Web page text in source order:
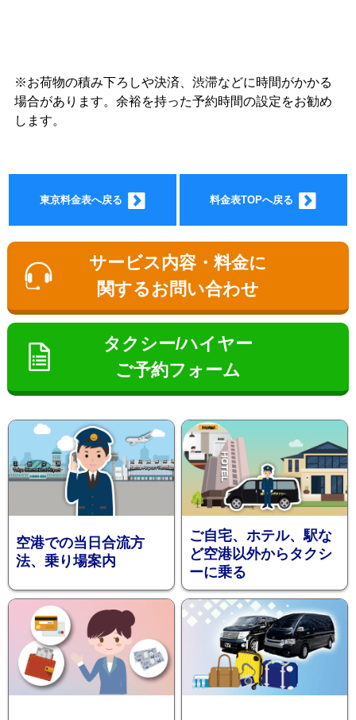
ョン料
金
インフ
ォメー
※お荷物の積み下ろしや決済、渋滞などに時間がかかる
場合があります。余裕を持った予約時間の設定をお勧め
します。
東京料金表へ戻る 料金表TOPへ戻る
サービス内容・料金に
関するお問い合わせ
タクシー/ハイヤー
ご予約フォーム
空港での当日合流方
法、乗り場案内
ご自宅、ホテル、駅な
ど空港以外からタクシ
ーに乗る